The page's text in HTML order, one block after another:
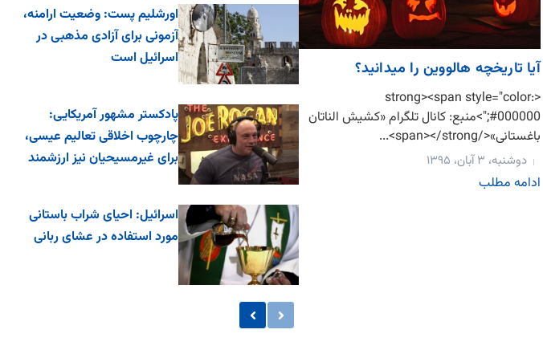
آيا تاريخچه هالووين را ميدانيد؟
<strong><span style="color:
#000000;">منبع: کانال تلگرام «کشیش الناتان
باغستانی»</span></strong>...
دوشنبه، ۳ آبان، ۱۳۹۵
ادامه مطلب
اورشلیم پست: وضعیت ارامنه،
آزمونی برای آزادی مذهبی در
اسرائیل است
پادکستر مشهور آمریکایی:
چارچوب اخلاقی تعالیم عیسی،
برای غیرمسیحیان نیز ارزشمند
اس...
اسرائیل: احیای شراب باستانی
مورد استفاده در عشای ربانی